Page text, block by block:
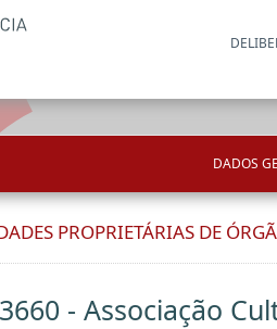
DADOS
PROPRIETÁRIAS DE
- Associação